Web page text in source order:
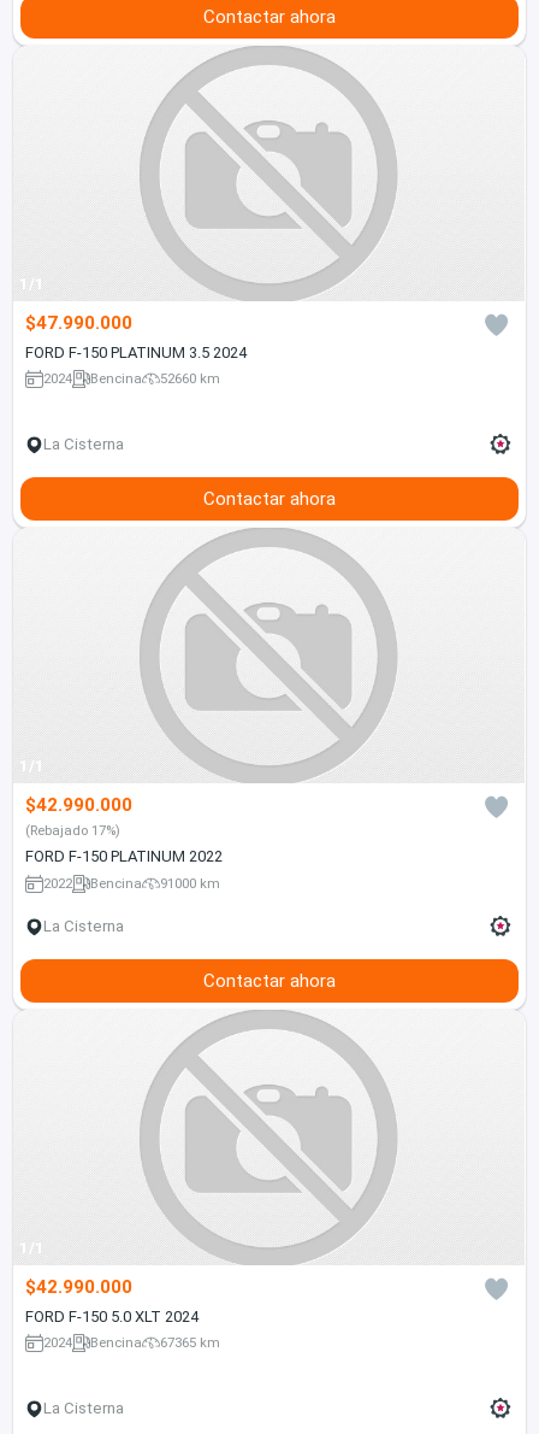
Contactar ahora
1/1
$47.990.000
FORD F-150 PLATINUM 3.5 2024
2024 Bencina 52660 km
La Cisterna
Contactar ahora
1/1
$42.990.000
(Rebajado 17%)
FORD F-150 PLATINUM 2022
2022 Bencina 91000 km
La Cisterna
Contactar ahora
1/1
$42.990.000
FORD F-150 5.0 XLT 2024
2024 Bencina 67365 km
La Cisterna